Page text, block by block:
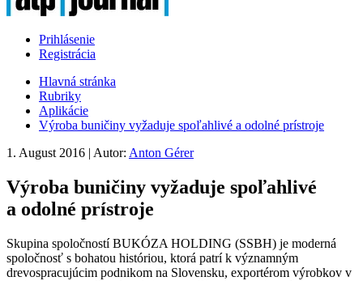
Prihlásenie
Registrácia
Hlavná stránka
Rubriky
Aplikácie
Výroba buničiny vyžaduje spoľahlivé a odolné prístroje
1. August 2016 | Autor: Anton Gérer
Výroba buničiny vyžaduje spoľahlivé
a odolné prístroje
Skupina spoločností BUKÓZA HOLDING (SSBH) je moderná
spoločnosť s bohatou históriou, ktorá patrí k významným
drevospracujúcim podnikom na Slovensku, exportérom výrobkov v